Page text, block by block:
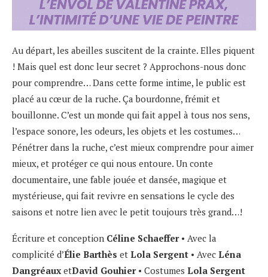
Au départ, les abeilles suscitent de la crainte. Elles piquent
! Mais quel est donc leur secret ? Approchons-nous donc
pour comprendre… Dans cette forme intime, le public est
placé au cœur de la ruche. Ça bourdonne, frémit et
bouillonne. C’est un monde qui fait appel à tous nos sens,
l’espace sonore, les odeurs, les objets et les costumes…
Pénétrer dans la ruche, c’est mieux comprendre pour aimer
mieux, et protéger ce qui nous entoure. Un conte
documentaire, une fable jouée et dansée, magique et
mystérieuse, qui fait revivre en sensations le cycle des
saisons et notre lien avec le petit toujours très grand…!
Écriture et conception Céline Schaeffer • Avec la
complicité d’Élie Barthès et Lola Sergent • Avec Léna
Dangréaux etDavid Gouhier • Costumes Lola Sergent